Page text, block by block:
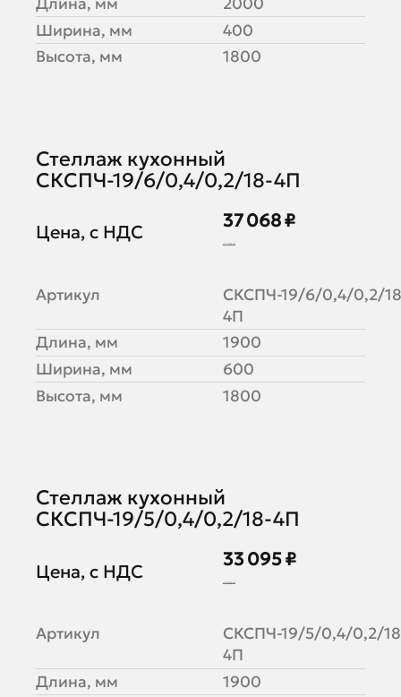
Ширина, мм
400
Высота, мм
1800
Стеллаж кухонный
СКСПЧ-19/6/0,4/0,2/18-4П
Цена, с НДС
37 068 ₽
45 205 ₽
Артикул
СКСПЧ-19/6/0,4/0,2/
4П
Длина, мм
1900
Ширина, мм
600
Высота, мм
1800
Стеллаж кухонный
СКСПЧ-19/5/0,4/0,2/18-4П
Цена, с НДС
33 095 ₽
40 360 ₽
Артикул
СКСПЧ-19/5/0,4/0,2/
4П
Длина, мм
1900